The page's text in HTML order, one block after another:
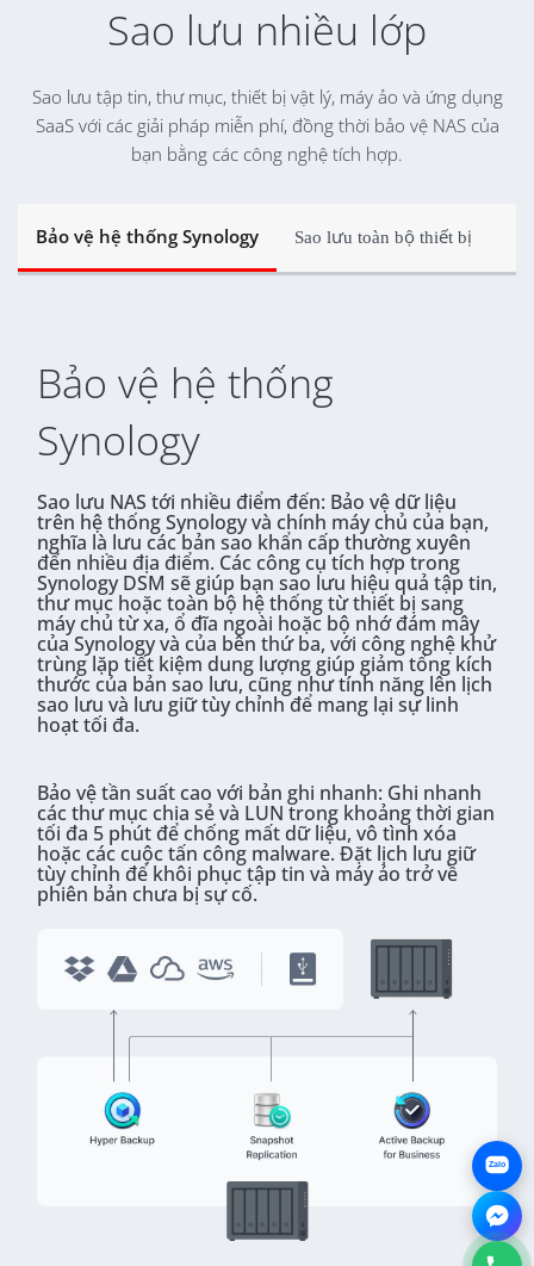
Sao lưu nhiều lớp
Sao lưu tập tin, thư mục, thiết bị vật lý, máy ảo và ứng dụng
SaaS với các giải pháp miễn phí, đồng thời bảo vệ NAS của
bạn bằng các công nghệ tích hợp.
Bảo vệ hệ thống Synology Sao lưu toàn bộ thiết bị
Bảo vệ hệ thống
Synology
Sao lưu NAS tới nhiều điểm đến: Bảo vệ dữ liệu
trên hệ thống Synology và chính máy chủ của bạn,
nghĩa là lưu các bản sao khẩn cấp thường xuyên
đến nhiều địa điểm. Các công cụ tích hợp trong
Synology DSM sẽ giúp bạn sao lưu hiệu quả tập tin,
thư mục hoặc toàn bộ hệ thống từ thiết bị sang
máy chủ từ xa, ổ đĩa ngoài hoặc bộ nhớ đám mây
của Synology và của bên thứ ba, với công nghệ khử
trùng lặp tiết kiệm dung lượng giúp giảm tổng kích
thước của bản sao lưu, cũng như tính năng lên lịch
sao lưu và lưu giữ tùy chỉnh để mang lại sự linh
hoạt tối đa.
Bảo vệ tần suất cao với bản ghi nhanh: Ghi nhanh
các thư mục chia sẻ và LUN trong khoảng thời gian
tối đa 5 phút để chống mất dữ liệu, vô tình xóa
hoặc các cuộc tấn công malware. Đặt lịch lưu giữ
tùy chỉnh để khôi phục tập tin và máy ảo trở về
phiên bản chưa bị sự cố.
Zalo